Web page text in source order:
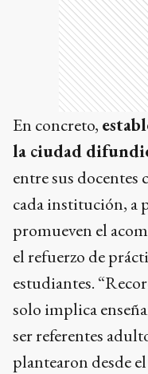
En concreto,
la ciudad
entre sus docentes
cada institución, a
promueven el
el refuerzo de
estudiantes.
solo implica
ser referentes
plantearon desde